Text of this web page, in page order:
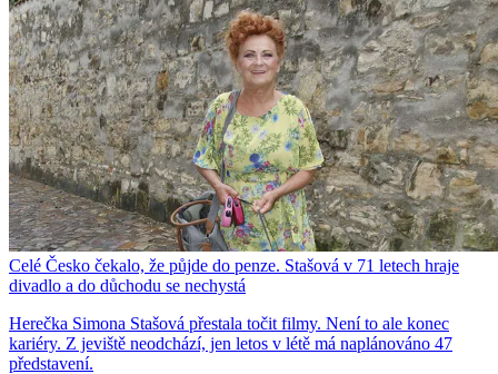
Celé Česko čekalo, že půjde do penze. Stašová v 71 letech hraje
divadlo a do důchodu se nechystá
Herečka Simona Stašová přestala točit filmy. Není to ale konec
kariéry. Z jeviště neodchází, jen letos v létě má naplánováno 47
představení.